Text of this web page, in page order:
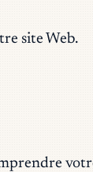
site Web.